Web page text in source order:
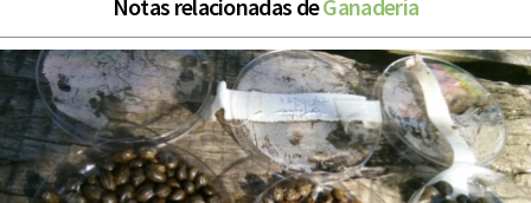
Notas relacionadas deGanadería